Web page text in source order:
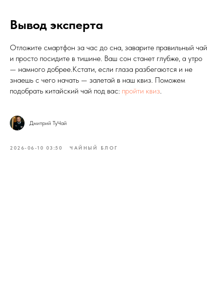
Вывод эксперта
Отложите смартфон за час до сна, заварите правильный чай
и просто посидите в тишине. Ваш сон станет глубже, а утро
— намного добрее.Кстати, если глаза разбегаются и не
знаешь с чего начать — залетай в наш квиз. Поможем
подобрать китайский чай под вас: пройти квиз.
Дмитрий ТуЧай
2026-06-10 03:50 ЧАЙНЫЙ БЛОГ